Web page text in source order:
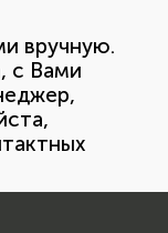
вручную.
с Вами